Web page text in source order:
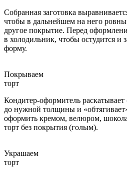
Собранная заготовка
чтобы в дальнейшем на него
другое покрытие. Перед
в холодильник, чтобы остудится и
форму.
Покрываем
торт
Кондитер-оформитель
до нужной толщины и
оформить кремом, велюром,
торт без покрытия (голым).
Украшаем
торт